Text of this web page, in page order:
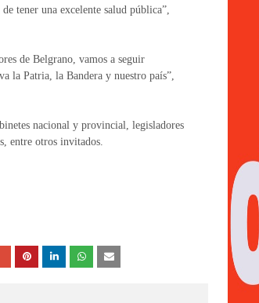
tener una excelente salud pública”,
de Belgrano, vamos a seguir
la Patria, la Bandera y nuestro país”,
nacional y provincial, legisladores
entre otros invitados.